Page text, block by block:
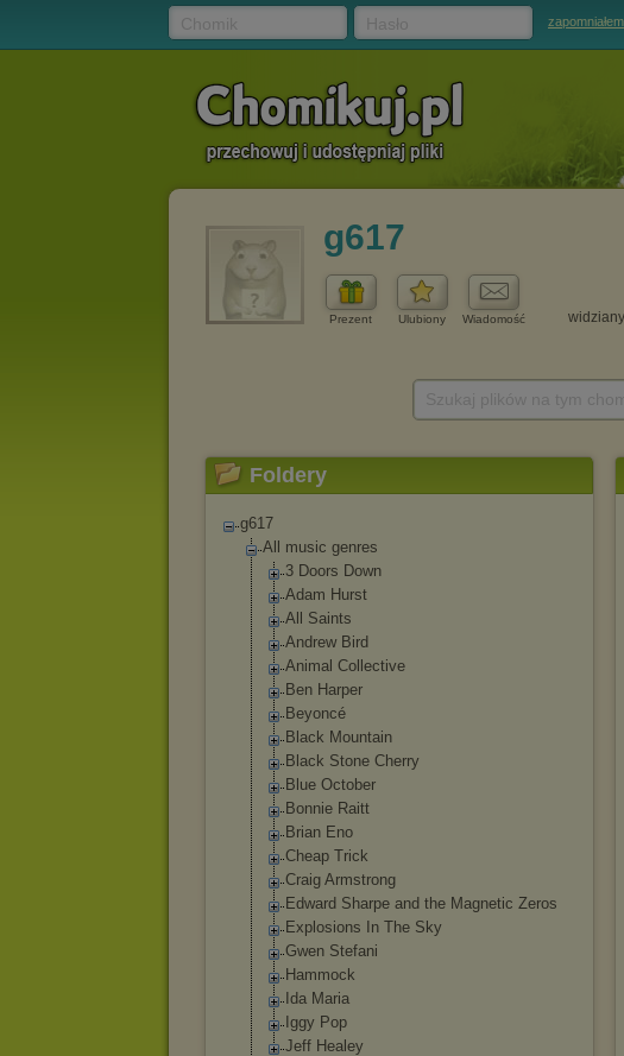
zapomniałem
g617
Prezent Ulubiony Wiadomość
Foldery
g617
All music genres
3 Doors Down
Adam Hurst
All Saints
Andrew Bird
Animal Collective
Ben Harper
Beyoncé
Black Mountain
Black Stone Cherry
Blue October
Bonnie Raitt
Brian Eno
Cheap Trick
Craig Armstrong
Edward Sharpe and the Magnetic Zeros
Explosions In The Sky
Gwen Stefani
Hammock
Ida Maria
Iggy Pop
Jeff Healey